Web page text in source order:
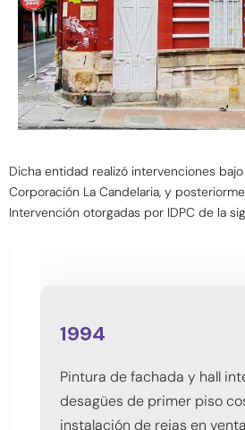
Dicha entidad realizó intervenciones
Corporación La Candelaria, y
Intervención otorgadas por IDPC de la
1994
Pintura de fachada y hall
desagües de primer piso
instalación de rejas en